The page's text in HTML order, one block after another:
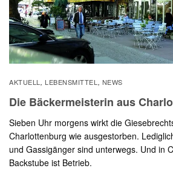
AKTUELL , LEBENSMITTEL , NEWS
Die Bäckermeisterin aus
Sieben Uhr morgens wirkt die
Charlottenburg wie ausgestorben.
und Gassigänger sind unterwegs. Und in
Backstube ist Betrieb.